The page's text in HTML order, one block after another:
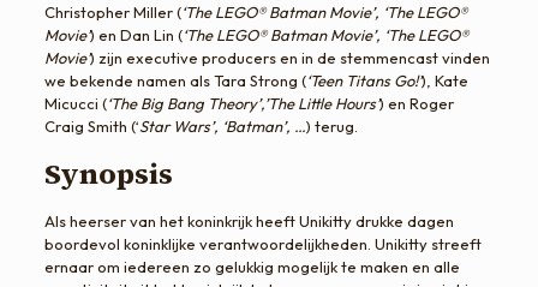
Christopher Miller (‘The LEGO® Batman Movie’, ‘The LEGO®
Movie’) en Dan Lin (‘The LEGO® Batman Movie’, ‘The LEGO®
Movie’) zijn executive producers en in de stemmencast vinden
we bekende namen als Tara Strong (‘Teen Titans Go!’), Kate
Micucci (‘The Big Bang Theory’,’The Little Hours’) en Roger
Craig Smith (‘Star Wars’, ‘Batman’, …) terug.
Synopsis
Als heerser van het koninkrijk heeft Unikitty drukke dagen
boordevol koninklijke verantwoordelijkheden. Unikitty streeft
ernaar om iedereen zo gelukkig mogelijk te maken en alle